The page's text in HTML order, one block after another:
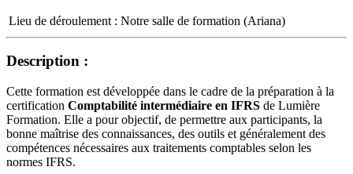
Lieu de déroulement : Notre salle de formation (Ariana)
Description :
Cette formation est développée dans le cadre de la préparation à la
certification Comptabilité intermédiaire en IFRS de Lumière
Formation. Elle a pour objectif, de permettre aux participants, la
bonne maîtrise des connaissances, des outils et généralement des
compétences nécessaires aux traitements comptables selon les
normes IFRS.